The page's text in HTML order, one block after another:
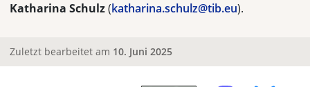
Katharina Schulz(katharina.schulz@tib.eu).
Zuletzt bearbeitet am 10. Juni 2025